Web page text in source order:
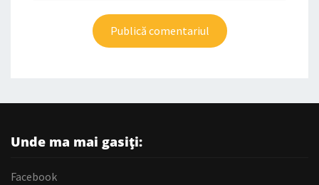
Unde ma mai gasiți:
Facebook